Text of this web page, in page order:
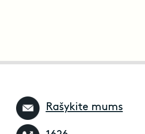
Rašykite mums